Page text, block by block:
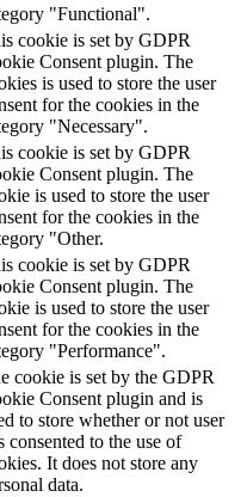
"Functional".
cookie is set by GDPR
Consent plugin. The
is used to store the user
for the cookies in the
"Necessary".
cookie is set by GDPR
Consent plugin. The
is used to store the user
for the cookies in the
"Other.
cookie is set by GDPR
Consent plugin. The
is used to store the user
for the cookies in the
"Performance".
cookie is set by the GDPR
Consent plugin and is
to store whether or not user
consented to the use of
It does not store any
data.